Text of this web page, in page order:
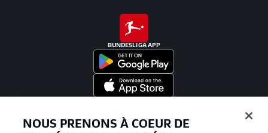
BUNDESLIGA APP
NOUS PRENONS À COEUR DE